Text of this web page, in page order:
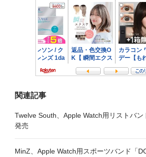
関連記事
Twelve South、Apple Watch用リストバン
発売
MinZ、Apple Watch用スポーツバンド「